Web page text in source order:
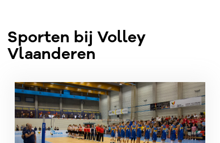
Sporten bij Volley
Vlaanderen